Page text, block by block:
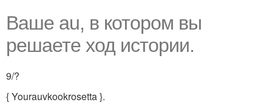
Ваше au, в котором вы
решаете ход истории.
9/?
{ Yourauvkookrosetta }.